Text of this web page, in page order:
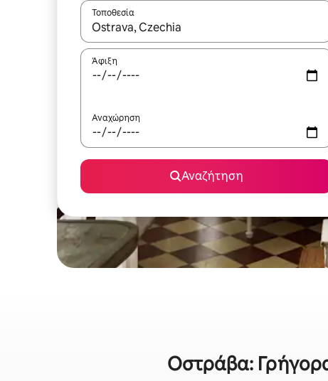
Τοποθεσία
Όταν τα αποτελέσματα είναι διαθέσιμα,
Άφιξη
Αναχώρηση
Αναζήτηση
Οστράβα: Γρήγορα